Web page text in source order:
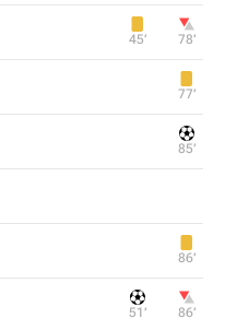
45‎’‎ 78‎’‎
77‎’‎
85‎’‎
86‎’‎
51‎’‎ 86‎’‎